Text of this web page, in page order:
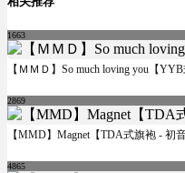
1663
【ＭＭＤ】So much loving you【YYB
2869
【MMD】Magnet【TDA式旗袍 - 初
4865